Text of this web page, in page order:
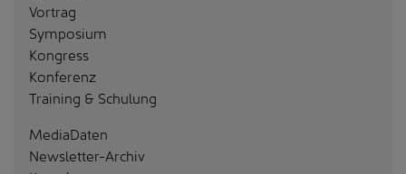
Vortrag
Symposium
Kongress
Konferenz
Training & Schulung
MediaDaten
Newsletter-Archiv